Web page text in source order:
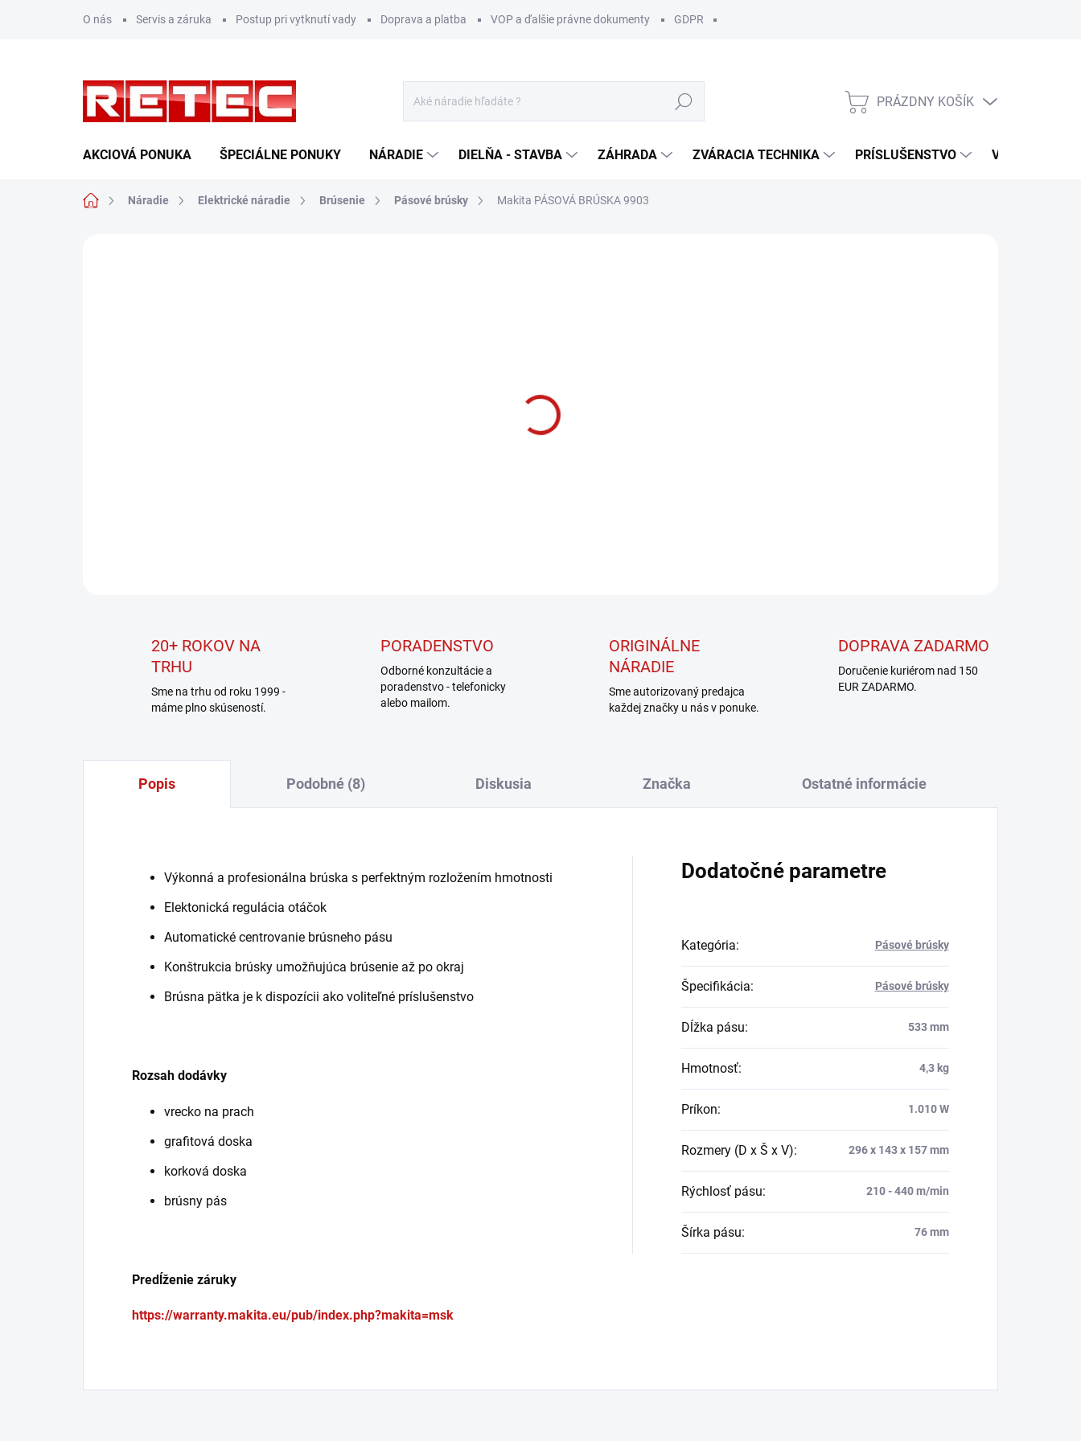
O nás Servis a záruka Postup pri vytknutí vady Doprava a platba VOP a ďalšie právne dokumenty GDPR
Hľadať
NÁKUPNÝ
PRÁZDNY KOŠÍK
AKCIOVÁ PONUKA ŠPECIÁLNE PONUKY NÁRADIE DIELŇA - STAVBA ZÁHRADA ZVÁRACIA TECHNIKA PRÍSLUŠENSTVO VÝROBCOVIA
DomovNáradie Elektrické náradie Brúsenie Pásové brúsky Makita PÁSOVÁ BRÚSKA 9903
20+ ROKOV NA
TRHU
Sme na trhu od roku 1999 -
máme plno skúseností.
PORADENSTVO
Odborné konzultácie a
poradenstvo - telefonicky
alebo mailom.
ORIGINÁLNE
NÁRADIE
Sme autorizovaný predajca
každej značky u nás v ponuke.
DOPRAVA ZADARMO
Doručenie kuriérom nad 150
EUR ZADARMO.
Popis Podobné (8) Diskusia Značka Ostatné informácie
Výkonná a profesionálna brúska s perfektným rozložením hmotnosti
Elektonická regulácia otáčok
Automatické centrovanie brúsneho pásu
Konštrukcia brúsky umožňujúca brúsenie až po okraj
Brúsna pätka je k dispozícii ako voliteľné príslušenstvo
Rozsah dodávky
vrecko na prach
grafitová doska
korková doska
brúsny pás
Predĺženie záruky
https://warranty.makita.eu/pub/index.php?makita=msk
Dodatočné parametre
Kategória: Pásové brúsky
Špecifikácia: Pásové brúsky
Dĺžka pásu: 533 mm
Hmotnosť: 4,3 kg
Príkon: 1.010 W
Rozmery (D x Š x V): 296 x 143 x 157 mm
Rýchlosť pásu: 210 - 440 m/min
Šírka pásu: 76 mm